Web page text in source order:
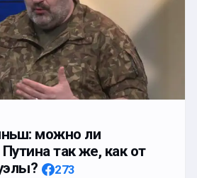
можно ли
так же, как от
273